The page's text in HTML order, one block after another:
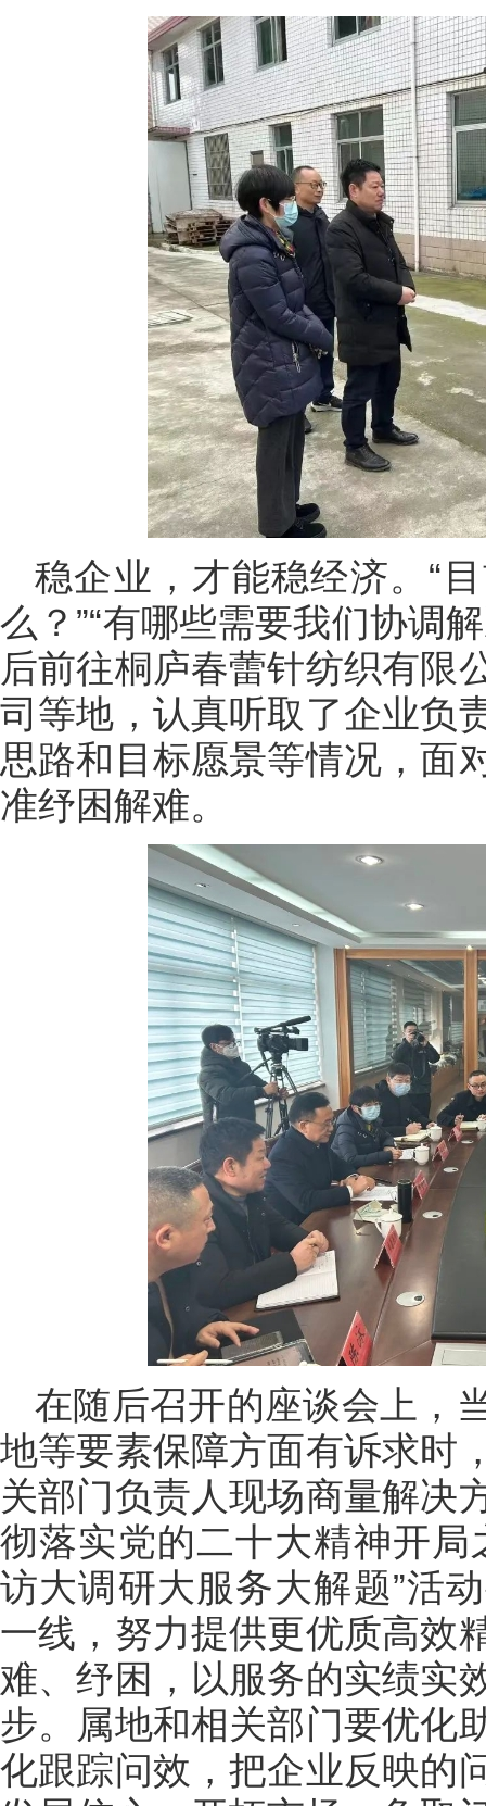
稳企业，才能稳经济。“
么？”“有哪些需要我们协调
后前往桐庐春蕾针纺织有限
司等地，认真听取了企业负
思路和目标愿景等情况，面
准纾困解难。
在随后召开的座谈会上，
地等要素保障方面有诉求时
关部门负责人现场商量解决
彻落实党的二十大精神开局
访大调研大服务大解题”活
一线，努力提供更优质高效
难、纾困，以服务的实绩实
步。属地和相关部门要优化
化跟踪问效，把企业反映的